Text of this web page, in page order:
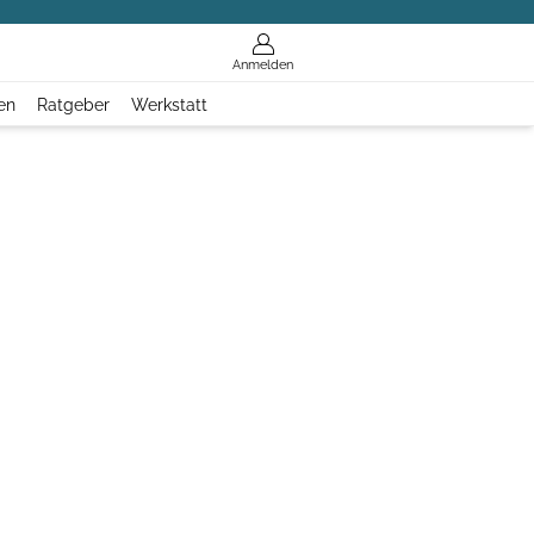
Anmelden
Ratgeber Werkstatt